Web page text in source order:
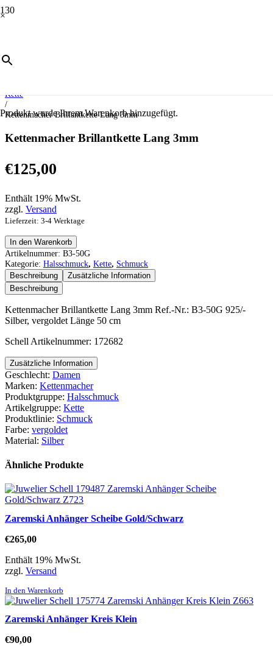
×
Produktwurde Ihrem Warenkorb hinzugefügt.
/
Kette
/
Kettenmacher Brillantkette Lang 3mm
Kettenmacher Brillantkette Lang 3mm
€125,00
Enthält 19% MwSt.
zzgl. Versand
Lieferzeit: 3-4 Werktage
Kettenmacher
Brillantkette
Lang
3mm
Menge
In den Warenkorb
Artikelnummer: B3-50G
Kategorie: Halsschmuck, Kette, Schmuck
Beschreibung
Zusätzliche Information
Beschreibung
Kettenmacher Brillantkette Lang 3mm Ref.-Nr.: B3-50G 925/-
Silber, vergoldet Länge 50 cm
Schell Artikelnummer: 172682
Zusätzliche Information
Geschlecht: Damen
Marken: Kettenmacher
Produktgruppe: Halsschmuck
Artikelgruppe: Kette
Produktlinie: Schmuck
Farbe: vergoldet
Material: Silber
Ähnliche Produkte
Zaremski Anhänger Scheibe Gold/Schwarz
€265,00
Enthält 19% MwSt.
zzgl. Versand
In den Warenkorb
Zaremski Anhänger Kreis Klein
€90,00